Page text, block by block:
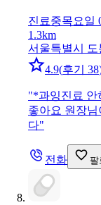
진료중목요일
1.3km
서울특별시 도
4.9(후기 38
"*과잉진료 안
좋아요 원장
다"
전화 팔